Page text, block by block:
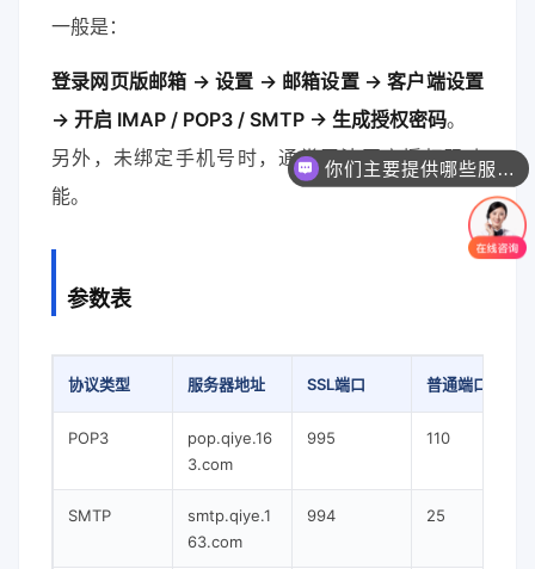
一般是：
登录网页版邮箱 → 设置 → 邮箱设置 → 客户端设置
→ 开启 IMAP / POP3 / SMTP → 生成授权密码。
另外，未绑定手机号时，通常无法开启授权码功
能。
参数表
协议类型 服务器地址 SSL端口 普通端口
POP3
pop.qiye.16
3.com
995 110
SMTP
smtp.qiye.1
63.com
994 25
你们主要提供哪些服务？可以根据需求定制吗？